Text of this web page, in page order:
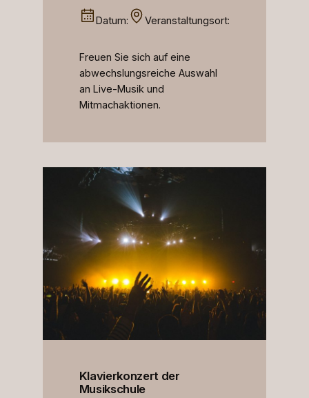
Datum: Veranstaltungsort:
Freuen Sie sich auf eine
abwechslungsreiche Auswahl
an Live-Musik und
Mitmachaktionen.
Klavierkonzert der
Musikschule